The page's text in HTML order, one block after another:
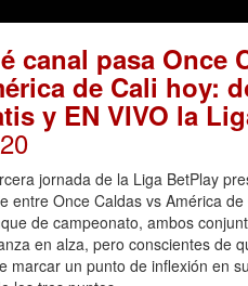
canal pasa Once
de Cali hoy:
y EN VIVO la
jornada de la Liga BetPlay
entre Once Caldas vs América
de campeonato, ambos
en alza, pero conscientes de
marcar un punto de inflexión en